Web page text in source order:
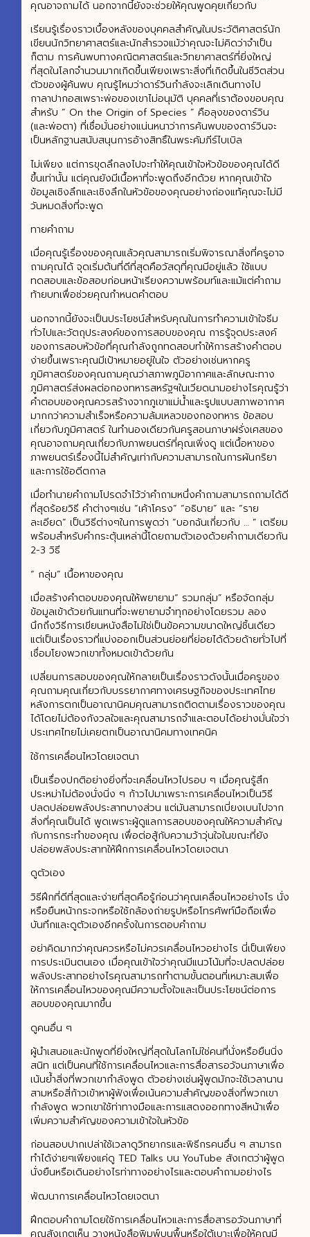
คุณอาจถามได้ นอกจากนี้ยังจะช่วยให้คุณพูดคุยเกี่ยวกับ
เรียนรู้เรื่องราวเบื้องหลังของบุคคลสำคัญในประวัติศาสตร์นัก
เขียนนักวิทยาศาสตร์และนักสำรวจแม้ว่าคุณจะไม่คิดว่าจำเป็น
ก็ตาม การค้นพบทางคณิตศาสตร์และวิทยาศาสตร์ที่ยิ่งใหญ่
ที่สุดในโลกจำนวนมากเกิดขึ้นเพียงเพราะสิ่งที่เกิดขึ้นในชีวิตส่วน
ตัวของผู้ค้นพบ คุณรู้ไหมว่าดาร์วินกำลังจะเลิกเดินทางไป
กาลาปากอสเพราะพ่อของเขาไม่อนุมัติ บุคคลที่เราต้องขอบคุณ
สำหรับ ” On the Origin of Species ” คือลุงของดาร์วิน
(และพ่อตา) ที่เชื่อมั่นอย่างแน่นหนาว่าการค้นพบของดาร์วินจะ
เป็นหลักฐานสนับสนุนการอ้างสิทธิ์ในพระคัมภีร์ไบเบิล
ไม่เพียง แต่การขุดลึกลงไปจะทำให้คุณเข้าใจหัวข้อของคุณได้ดี
ขึ้นเท่านั้น แต่คุณยังมีเนื้อหาที่จะพูดถึงอีกด้วย หากคุณเข้าใจ
ข้อมูลเชิงลึกและเชิงลึกในหัวข้อของคุณอย่างถ่องแท้คุณจะไม่มี
วันหมดสิ่งที่จะพูด
ทายคำถาม
เมื่อคุณรู้เรื่องของคุณแล้วคุณสามารถเริ่มพิจารณาสิ่งที่ครูอาจ
ถามคุณได้ จุดเริ่มต้นที่ดีที่สุดคือวัสดุที่คุณมีอยู่แล้ว ใช้แบบ
ทดสอบและข้อสอบก่อนหน้าเรียงความพร้อมท์และแม้แต่คำถาม
ท้ายบทเพื่อช่วยคุณกำหนดคำตอบ
นอกจากนี้ยังจะเป็นประโยชน์สำหรับคุณในการทำความเข้าใจธีม
ทั่วไปและวัตถุประสงค์ของการสอบของคุณ การรู้จุดประสงค์
ของการสอบหัวข้อที่คุณกำลังถูกทดสอบทำให้การสร้างคำตอบ
ง่ายขึ้นเพราะคุณมีเป้าหมายอยู่ในใจ ตัวอย่างเช่นหากครู
ภูมิศาสตร์ของคุณถามคุณว่าสภาพภูมิอากาศและลักษณะทาง
ภูมิศาสตร์ส่งผลต่อกองทหารสหรัฐฯในเวียดนามอย่างไรคุณรู้ว่า
คำตอบของคุณควรสร้างจากภูเขาแม่น้ำและรูปแบบสภาพอากาศ
มากกว่าความสำเร็จหรือความล้มเหลวของกองทหาร ข้อสอบ
เกี่ยวกับภูมิศาสตร์ ในทำนองเดียวกันครูสอนภาษาฝรั่งเศสของ
คุณอาจถามคุณเกี่ยวกับภาพยนตร์ที่คุณเพิ่งดู แต่เนื้อหาของ
ภาพยนตร์เรื่องนี้ไม่สำคัญเท่ากับความสามารถในการผันกริยา
และการใช้อดีตกาล
เมื่อทำนายคำถามโปรดจำไว้ว่าคำถามหนึ่งคำถามสามารถถามได้ดี
ที่สุดร้อยวิธี คำต่างๆเช่น “เค้าโครง” “อธิบาย” และ “ราย
ละเอียด” เป็นวิธีต่างๆในการพูดว่า “บอกฉันเกี่ยวกับ … ” เตรียม
พร้อมสำหรับคำกระตุ้นเหล่านี้โดยถามตัวเองด้วยคำถามเดียวกัน
2-3 วิธี
“ กลุ่ม” เนื้อหาของคุณ
เมื่อสร้างคำตอบของคุณให้พยายาม“ รวมกลุ่ม” หรือจัดกลุ่ม
ข้อมูลเข้าด้วยกันแทนที่จะพยายามจำทุกอย่างโดยรวม ลอง
นึกถึงวิธีการเขียนหนังสือไม่ใช่เป็นข้อความขนาดใหญ่ชิ้นเดียว
แต่เป็นเรื่องราวที่แบ่งออกเป็นส่วนย่อยที่ย่อยได้ด้วยด้ายทั่วไปที่
เชื่อมโยงพวกเขาทั้งหมดเข้าด้วยกัน
เปลี่ยนการสอบของคุณให้กลายเป็นเรื่องราวดังนั้นเมื่อครูของ
คุณถามคุณเกี่ยวกับบรรยากาศทางเศรษฐกิจของประเทศไทย
หลังการตกเป็นอาณานิคมคุณสามารถติดตามเรื่องราวของคุณ
ได้โดยไม่ต้องกังวลใจและคุณสามารถจำและตอบได้อย่างมั่นใจว่า
ประเทศไทยไม่เคยตกเป็นอาณานิคมทางเทคนิค
ใช้การเคลื่อนไหวโดยเจตนา
เป็นเรื่องปกติอย่างยิ่งที่จะเคลื่อนไหวไปรอบ ๆ เมื่อคุณรู้สึก
ประหม่าไม่ต้องนั่งนิ่ง ๆ ก้าวไปมาเพราะการเคลื่อนไหวเป็นวิธี
ปลดปล่อยพลังประสาทบางส่วน แต่มันสามารถเบี่ยงเบนไปจาก
สิ่งที่คุณเป็นได้ พูดเพราะผู้ดูแลการสอบของคุณให้ความสำคัญ
กับการกระทำของคุณ เพื่อต่อสู้กับความว้าวุ่นใจในขณะที่ยัง
ปล่อยพลังประสาทให้ฝึกการเคลื่อนไหวโดยเจตนา
ดูตัวเอง
วิธีฝึกที่ดีที่สุดและง่ายที่สุดคือรู้ก่อนว่าคุณเคลื่อนไหวอย่างไร นั่ง
หรือยืนหน้ากระจกหรือใช้กล้องถ่ายรูปหรือโทรศัพท์มือถือเพื่อ
บันทึกและดูตัวเองอีกครั้งในการตอบคำถาม
อย่าคิดมากว่าคุณควรหรือไม่ควรเคลื่อนไหวอย่างไร นี่เป็นเพียง
การประเมินตนเอง เมื่อคุณเข้าใจว่าคุณมีแนวโน้มที่จะปลดปล่อย
พลังประสาทอย่างไรคุณสามารถทำตามขั้นตอนที่เหมาะสมเพื่อ
ให้การเคลื่อนไหวของคุณมีความตั้งใจและเป็นประโยชน์ต่อการ
สอบของคุณมากขึ้น
ดูคนอื่น ๆ
ผู้นำเสนอและนักพูดที่ยิ่งใหญ่ที่สุดในโลกไม่ใช่คนที่นั่งหรือยืนนิ่ง
สนิท แต่เป็นคนที่ใช้การเคลื่อนไหวและการสื่อสารอวัจนภาษาเพื่อ
เน้นย้ำสิ่งที่พวกเขากำลังพูด ตัวอย่างเช่นผู้พูดมักจะใช้เวลานาน
สามหรือสี่ก้าวเข้าหาผู้ฟังเพื่อเน้นความสำคัญของสิ่งที่พวกเขา
กำลังพูด พวกเขาใช้ท่าทางมือและการแสดงออกทางสีหน้าเพื่อ
เพิ่มความสำคัญของความเข้าใจในหัวข้อ
ก่อนสอบปากเปล่าใช้เวลาดูวิทยากรและพิธีกรคนอื่น ๆ สามารถ
ทำได้ง่ายๆเพียงแค่ดู TED Talks บน YouTube สังเกตว่าผู้พูด
นั่งยืนหรือเดินอย่างไรท่าทางอย่างไรและตอบคำถามอย่างไร
พัฒนาการเคลื่อนไหวโดยเจตนา
ฝึกตอบคำถามโดยใช้การเคลื่อนไหวและการสื่อสารอวัจนภาษาที่
คุณสังเกตเห็น วางหนังสือพิมพ์บนพื้นหรือใต้เบาะเพื่อให้คุณมี